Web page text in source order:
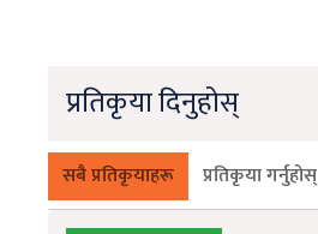
प्रतिकृया दिनुहोस्
सबै प्रतिकृयाहरू प्रतिकृया गर्नुहोस्